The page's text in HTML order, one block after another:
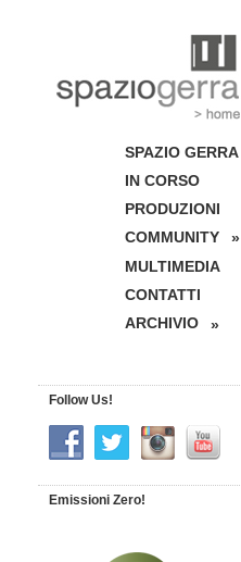
SPAZIO GERRA
IN CORSO
PRODUZIONI
COMMUNITY
»
MULTIMEDIA
CONTATTI
ARCHIVIO
»
Follow Us!
Emissioni Zero!